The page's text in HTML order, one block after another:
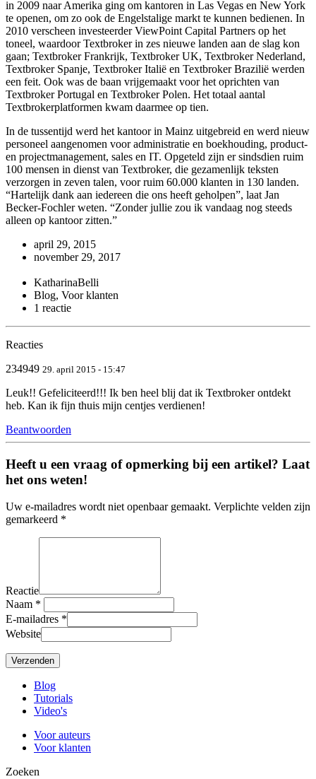
in 2009 naar Amerika ging om kantoren in Las Vegas en New York
te openen, om zo ook de Engelstalige markt te kunnen bedienen. In
2010 verscheen investeerder ViewPoint Capital Partners op het
toneel, waardoor Textbroker in zes nieuwe landen aan de slag kon
gaan; Textbroker Frankrijk, Textbroker UK, Textbroker Nederland,
Textbroker Spanje, Textbroker Italië en Textbroker Brazilië werden
een feit. Ook was de baan vrijgemaakt voor het oprichten van
Textbroker Portugal en Textbroker Polen. Het totaal aantal
Textbrokerplatformen kwam daarmee op tien.
In de tussentijd werd het kantoor in Mainz uitgebreid en werd nieuw
personeel aangenomen voor administratie en boekhouding, product-
en projectmanagement, sales en IT. Opgeteld zijn er sindsdien ruim
100 mensen in dienst van Textbroker, die gezamenlijk teksten
verzorgen in zeven talen, voor ruim 60.000 klanten in 130 landen.
“Hartelijk dank aan iedereen die ons heeft geholpen”, laat Jan
Becker-Fochler weten. “Zonder jullie zou ik vandaag nog steeds
alleen op kantoor zitten.”
april 29, 2015
november 29, 2017
KatharinaBelli
Blog, Voor klanten
1 reactie
Reacties
234949 29. april 2015 - 15:47
Leuk!! Gefeliciteerd!!! Ik ben heel blij dat ik Textbroker ontdekt
heb. Kan ik fijn thuis mijn centjes verdienen!
Beantwoorden
Heeft u een vraag of opmerking bij een artikel? Laat
het ons weten!
Uw e-mailadres wordt niet openbaar gemaakt. Verplichte velden zijn
gemarkeerd *
Reactie
Naam *
E-mailadres *
Website
Blog
Tutorials
Video's
Voor auteurs
Voor klanten
Zoeken